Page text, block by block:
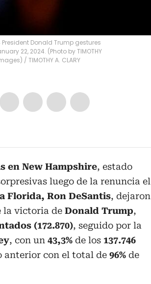
Donald Trump gestures
22, 2024. (Photo by TIMOTHY
/ TIMOTHY A. CLARY
en New Hampshire, estado
luego de la renuncia el
Florida, Ron DeSantis, dejaron
la victoria de Donald Trump,
(172.870), seguido por la
, con un 43,3% de los 137.746
anterior con el total de 96% de